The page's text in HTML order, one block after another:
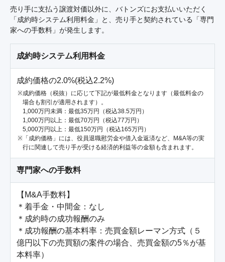
売り手に支払う譲渡対価以外に、バトンズにお支払いいただく
「成約時システム利用料金」と、売り手と契約されている「専門
家への手数料」が発生します。
成約時システム利用料金
成約価格の2.0%(税込2.2%)
成約価格（税抜）に応じて下記が最低料金となります（最低料金の
場合も割引が適用されます）。
1,000万円未満：最低35万円（税込38.5万円）
1,000万円以上：最低70万円（税込77万円）
5,000万円以上：最低150万円（税込165万円）
「成約価格」には、役員退職慰労金や借入金返済など、M&A等の実
行に関連して売り手が受ける経済的利益等の金額も含まれます。
専門家への手数料
【M&A手数料】
＊着手金・中間金：なし
＊成約時の成功報酬のみ
＊成功報酬の基本料率：売買金額レーマン方式（５
億円以下の売買額の案件の場合、売買金額の5％が基
本料率）